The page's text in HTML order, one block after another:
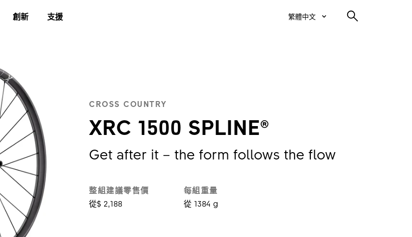
創新 支援 繁體中文
CROSS COUNTRY
XRC 1500 SPLINE®
Get after it – the form follows the flow
整組建議零售價
從$ 2,188
每組重量
從 1384 g